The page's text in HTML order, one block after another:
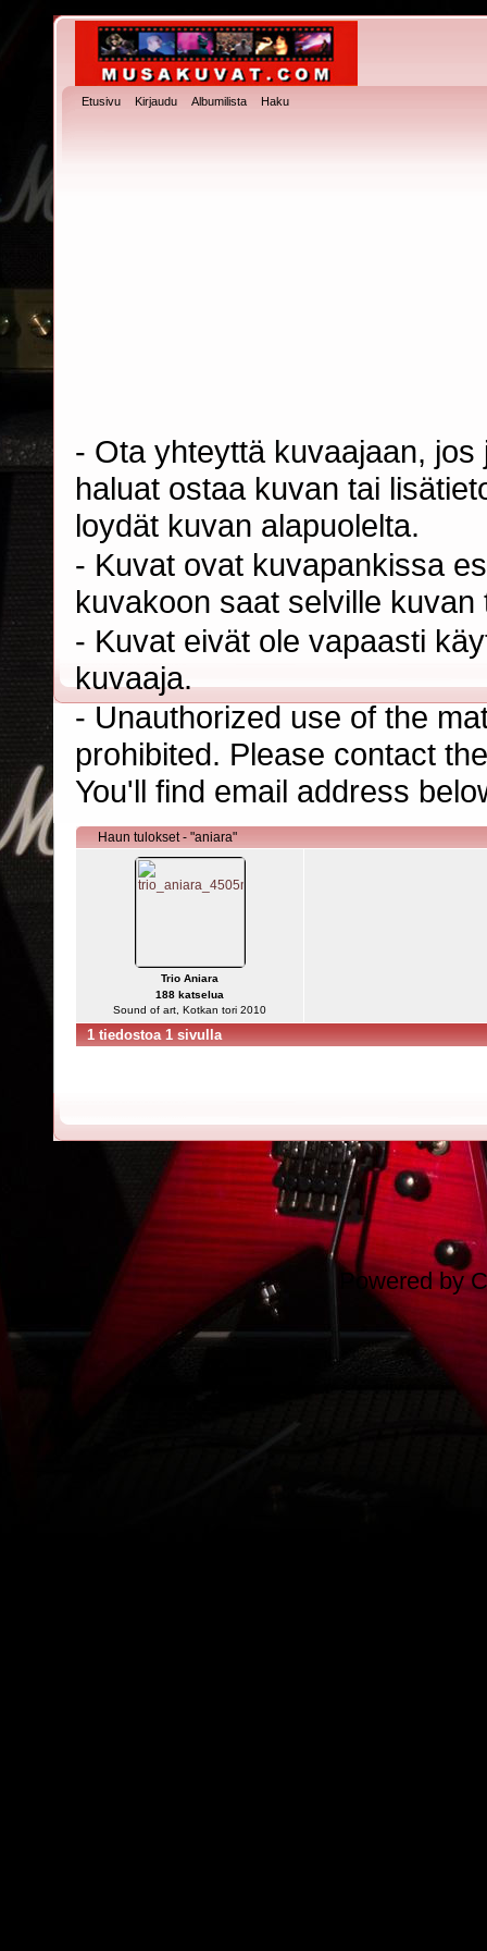
Etusivu Kirjaudu Albumilista Haku
- Ota yhteyttä kuvaajaan,
haluat ostaa kuvan tai
loydät kuvan alapuolelta.
- Kuvat ovat kuvapankissa
kuvakoon saat selville
- Kuvat eivät ole vapaasti
kuvaaja.
- Unauthorized use of the
prohibited. Please contact
You'll find email address
Haun tulokset - "aniara"
Trio Aniara
188 katselua
Sound of art, Kotkan tori 2010
1 tiedostoa 1 sivulla
Powered by